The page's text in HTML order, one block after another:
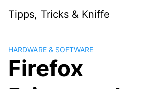
i
Tipps, Tricks & Kniffe
HARDWARE & SOFTWARE
Firefox